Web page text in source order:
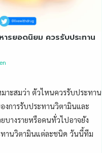
รยอดนิยม ควรรับประทาน
าะสมว่า ตัวไหนควรรับประทาน
งการรับประทานวิตามินและ
บางรายหรือคนทั่วไปอาจยัง
ทานวิตามินแต่ละชนิด วันนี้ทีม